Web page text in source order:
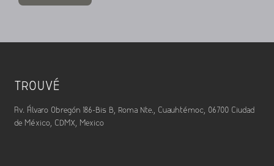
TROUVÉ
Av. Álvaro Obregón 186-Bis B, Roma Nte., Cuauhtémoc, 06700 Ciudad
de México, CDMX, Mexico